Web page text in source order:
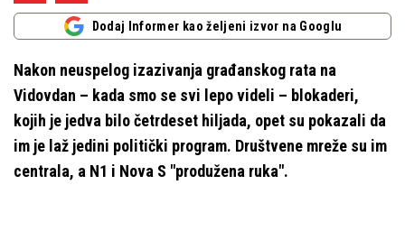
Dodaj Informer kao željeni izvor na Googlu
Nakon neuspelog izazivanja građanskog rata na
Vidovdan – kada smo se svi lepo videli – blokaderi,
kojih je jedva bilo četrdeset hiljada, opet su pokazali da
im je laž jedini politički program. Društvene mreže su im
centrala, a N1 i Nova S "produžena ruka".